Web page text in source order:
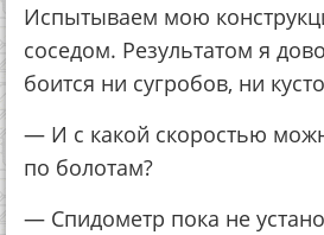
Испытываем мою
соседом. Результатом я
боится ни сугробов, ни
— И с какой скоростью
по болотам?
— Спидометр пока не